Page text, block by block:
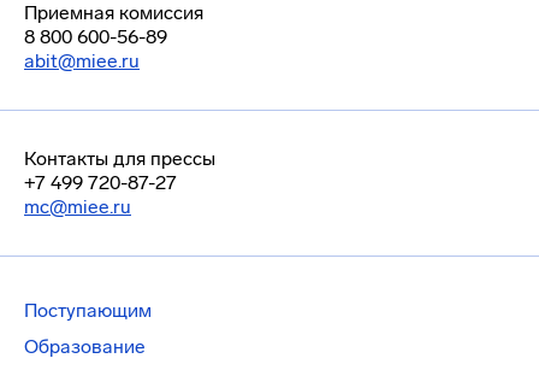
Приемная комиссия
8 800 600-56-89
abit@miee.ru
Контакты для прессы
+7 499 720-87-27
mc@miee.ru
Поступающим
Образование